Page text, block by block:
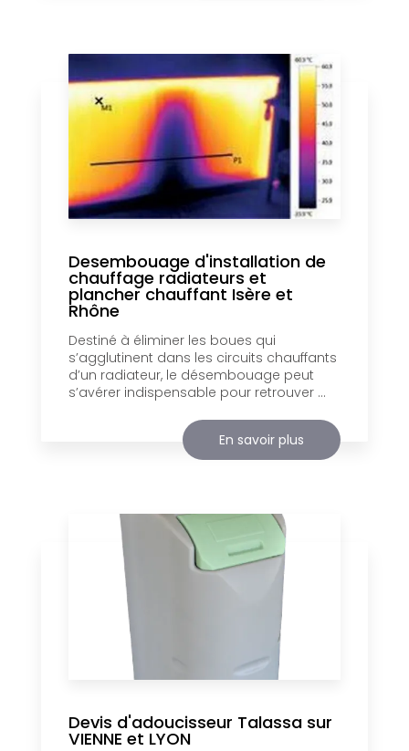
Desembouage d'installation de
chauffage radiateurs et
plancher chauffant Isère et
Rhône
Destiné à éliminer les boues qui
s’agglutinent dans les circuits chauffants
d’un radiateur, le désembouage peut
s’avérer indispensable pour retrouver ...
En savoir plus
Devis d'adoucisseur Talassa sur
VIENNE et LYON